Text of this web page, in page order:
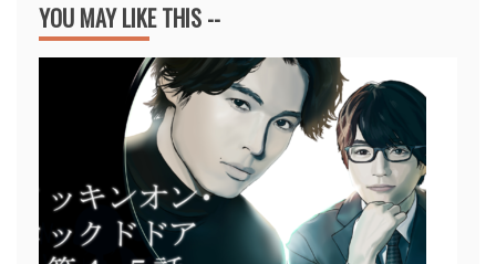
ゲ
ョ
YOU MAY LIKE THIS --